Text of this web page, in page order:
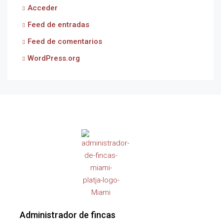
Acceder
Feed de entradas
Feed de comentarios
WordPress.org
Administrador de fincas